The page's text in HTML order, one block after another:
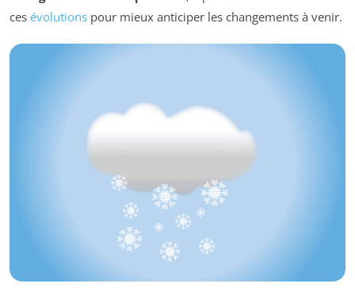
ces évolutions pour mieux anticiper les changements à venir.